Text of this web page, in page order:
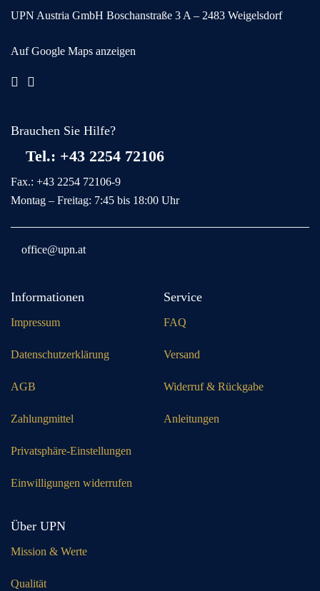
UPN Austria GmbH Boschanstraße 3 A – 2483 Weigelsdorf
Auf Google Maps anzeigen
Brauchen Sie Hilfe?
Tel.: +43 2254 72106
Fax.: +43 2254 72106-9
Montag – Freitag: 7:45 bis 18:00 Uhr
office@upn.at
Informationen
Impressum
Datenschutzerklärung
AGB
Zahlungmittel
Privatsphäre-Einstellungen
Einwilligungen widerrufen
Service
FAQ
Versand
Widerruf & Rückgabe
Anleitungen
Über UPN
Mission & Werte
Qualität